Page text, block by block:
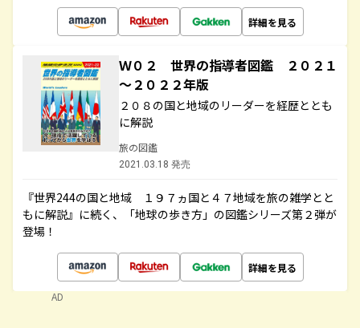
詳細を見る
Ｗ０２ 世界の指導者図鑑 ２０２１
～２０２２年版
２０８の国と地域のリーダーを経歴ととも
に解説
旅の図鑑
2021.03.18 発売
『世界244の国と地域 １９７ヵ国と４７地域を旅の雑学とと
もに解説』に続く、「地球の歩き方」の図鑑シリーズ第２弾が
登場！
詳細を見る
AD